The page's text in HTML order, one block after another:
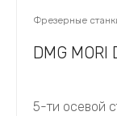
Фрезерные
DMG
5-ти осевой